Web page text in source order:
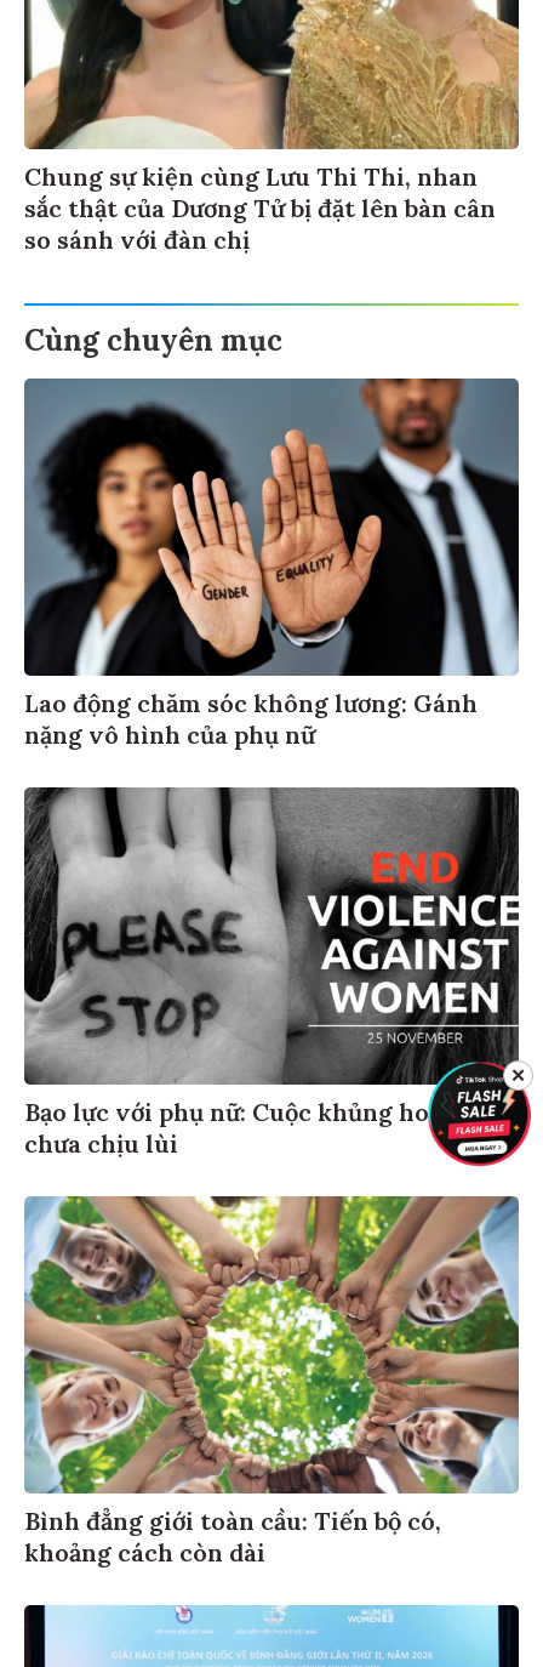
Chung sự kiện cùng Lưu Thi Thi, nhan
sắc thật của Dương Tử bị đặt lên bàn cân
so sánh với đàn chị
Cùng chuyên mục
Lao động chăm sóc không lương: Gánh
nặng vô hình của phụ nữ
Bạo lực với phụ nữ: Cuộc khủng hoảng
chưa chịu lùi
Bình đẳng giới toàn cầu: Tiến bộ có,
khoảng cách còn dài
✕